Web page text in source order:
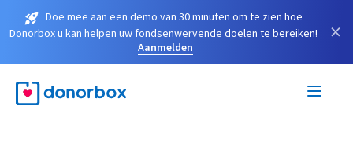
Doe mee aan een demo van 30 minuten om te zien hoe
Donorbox u kan helpen uw fondsenwervende doelen te bereiken!
Aanmelden
×